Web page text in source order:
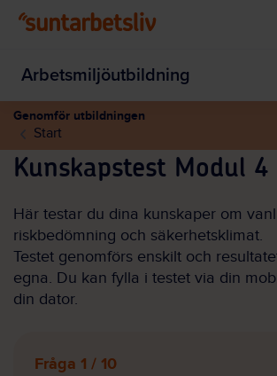
Arbetsmiljöutbildning
Genomför utbildningen
Start
Kunskapstest Modul 4
Här testar du dina kunskaper om
riskbedömning och säkerhetsklimat.
Testet genomförs enskilt och
egna. Du kan fylla i testet via din
din dator.
Fråga 1 / 10